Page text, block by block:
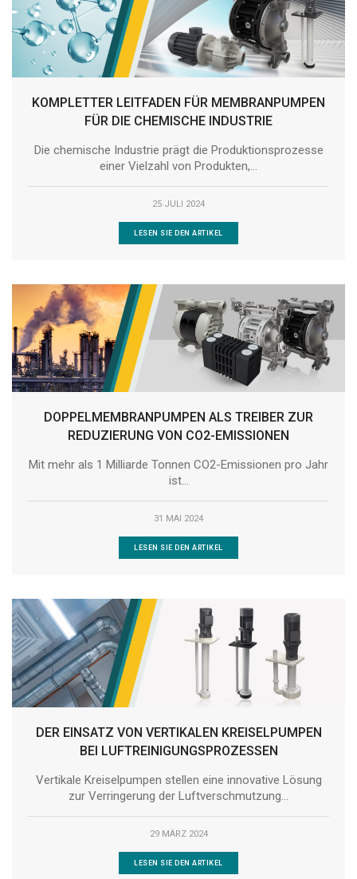
KOMPLETTER LEITFADEN FÜR MEMBRANPUMPEN
FÜR DIE CHEMISCHE INDUSTRIE
Die chemische Industrie prägt die Produktionsprozesse
einer Vielzahl von Produkten,...
25 JULI 2024
LESEN SIE DEN ARTIKEL
DOPPELMEMBRANPUMPEN ALS TREIBER ZUR
REDUZIERUNG VON CO2-EMISSIONEN
Mit mehr als 1 Milliarde Tonnen CO2-Emissionen pro Jahr
ist...
31 MAI 2024
LESEN SIE DEN ARTIKEL
DER EINSATZ VON VERTIKALEN KREISELPUMPEN
BEI LUFTREINIGUNGSPROZESSEN
Vertikale Kreiselpumpen stellen eine innovative Lösung
zur Verringerung der Luftverschmutzung...
29 MÄRZ 2024
LESEN SIE DEN ARTIKEL